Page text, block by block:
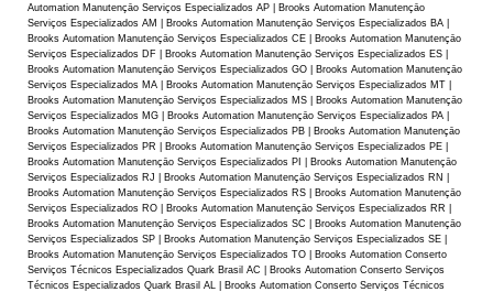
Automation Manutençāo Serviços Especializados AP | Brooks Automation Manutençāo
Serviços Especializados AM | Brooks Automation Manutençāo Serviços Especializados BA |
Brooks Automation Manutençāo Serviços Especializados CE | Brooks Automation Manutençāo
Serviços Especializados DF | Brooks Automation Manutençāo Serviços Especializados ES |
Brooks Automation Manutençāo Serviços Especializados GO | Brooks Automation Manutençāo
Serviços Especializados MA | Brooks Automation Manutençāo Serviços Especializados MT |
Brooks Automation Manutençāo Serviços Especializados MS | Brooks Automation Manutençāo
Serviços Especializados MG | Brooks Automation Manutençāo Serviços Especializados PA |
Brooks Automation Manutençāo Serviços Especializados PB | Brooks Automation Manutençāo
Serviços Especializados PR | Brooks Automation Manutençāo Serviços Especializados PE |
Brooks Automation Manutençāo Serviços Especializados PI | Brooks Automation Manutençāo
Serviços Especializados RJ | Brooks Automation Manutençāo Serviços Especializados RN |
Brooks Automation Manutençāo Serviços Especializados RS | Brooks Automation Manutençāo
Serviços Especializados RO | Brooks Automation Manutençāo Serviços Especializados RR |
Brooks Automation Manutençāo Serviços Especializados SC | Brooks Automation Manutençāo
Serviços Especializados SP | Brooks Automation Manutençāo Serviços Especializados SE |
Brooks Automation Manutençāo Serviços Especializados TO | Brooks Automation Conserto
Serviços Técnicos Especializados Quark Brasil AC | Brooks Automation Conserto Serviços
Técnicos Especializados Quark Brasil AL | Brooks Automation Conserto Serviços Técnicos